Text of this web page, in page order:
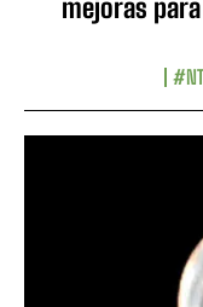
mejoras